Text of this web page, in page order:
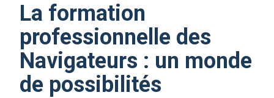
La formation
professionnelle des
Navigateurs : un monde
de possibilités